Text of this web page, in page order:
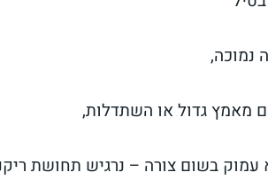
נמוכה,
מאמץ גדול או השתדלות,
עמוק בשום צורה – נרגיש תחושת